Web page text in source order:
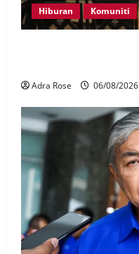
Hiburan Komuniti
Adra Rose 06/08/2026